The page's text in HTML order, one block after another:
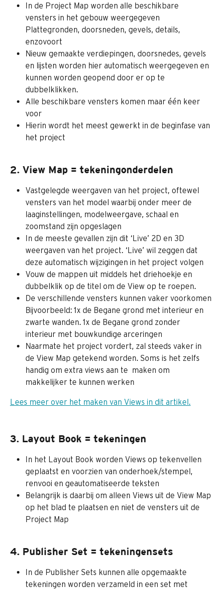
In de Project Map worden alle beschikbare
vensters in het gebouw weergegeven
Plattegronden, doorsneden, gevels, details,
enzovoort
Nieuw gemaakte verdiepingen, doorsnedes, gevels
en lijsten worden hier automatisch weergegeven en
kunnen worden geopend door er op te
dubbelklikken.
Alle beschikbare vensters komen maar één keer
voor
Hierin wordt het meest gewerkt in de beginfase van
het project
2. View Map = tekeningonderdelen
Vastgelegde weergaven van het project, oftewel
vensters van het model waarbij onder meer de
laaginstellingen, modelweergave, schaal en
zoomstand zijn opgeslagen
In de meeste gevallen zijn dit ‘Live’ 2D en 3D
weergaven van het project. ‘Live’ wil zeggen dat
deze automatisch wijzigingen in het project volgen
Vouw de mappen uit middels het driehoekje en
dubbelklik op de titel om de View op te roepen.
De verschillende vensters kunnen vaker voorkomen
Bijvoorbeeld: 1x de Begane grond met interieur en
zwarte wanden. 1x de Begane grond zonder
interieur met bouwkundige arceringen
Naarmate het project vordert, zal steeds vaker in
de View Map getekend worden. Soms is het zelfs
handig om extra views aan te  maken om
makkelijker te kunnen werken
Lees meer over het maken van Views in dit artikel.
3. Layout Book = tekeningen
In het Layout Book worden Views op tekenvellen
geplaatst en voorzien van onderhoek/stempel,
renvooi en geautomatiseerde teksten
Belangrijk is daarbij om alleen Views uit de View Map
op het blad te plaatsen en niet de vensters uit de
Project Map
4. Publisher Set = tekeningensets
In de Publisher Sets kunnen alle opgemaakte
tekeningen worden verzameld in een set met